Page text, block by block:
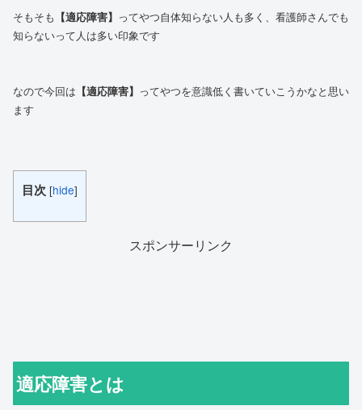
そもそも 【適応障害】 ってやつ自体知らない人も多く、看護師さんでも
知らないって人は多い印象です
なので今回は 【適応障害】 ってやつを意識低く書いていこうかなと思い
ます
目次 [hide]
スポンサーリンク
適応障害とは